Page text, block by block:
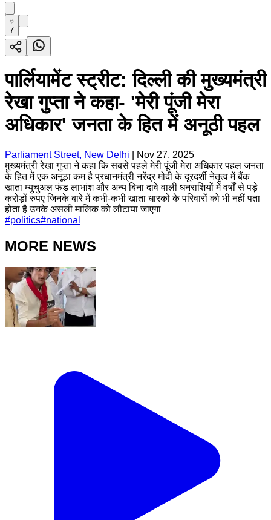
7
पार्लियामेंट स्ट्रीट: दिल्ली की मुख्यमंत्री
रेखा गुप्ता ने कहा- 'मेरी पूंजी मेरा
अधिकार' जनता के हित में अनूठी पहल
Parliament Street, New Delhi
Nov 27, 2025
मुख्यमंत्री रेखा गुप्ता ने कहा कि सबसे पहले मेरी पूंजी मेरा अधिकार पहल जनता
के हित में एक अनूठा कम है प्रधानमंत्री नरेंद्र मोदी के दूरदर्शी नेतृत्व में बैंक
खाता म्युचुअल फंड लाभांश और अन्य बिना दावे वाली धनराशियों में वर्षों से पड़े
करोड़ों रुपए जिनके बारे में कभी-कभी खाता धारकों के परिवारों को भी नहीं पता
होता है उनके असली मालिक को लौटाया जाएगा
#politics#national
MORE NEWS